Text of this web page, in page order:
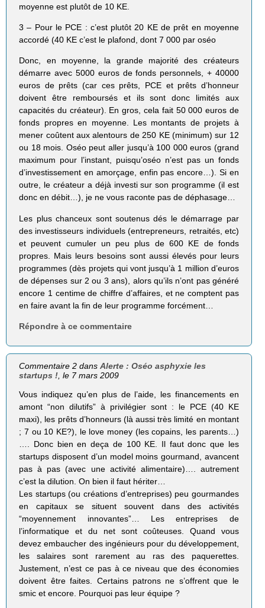
moyenne est plutôt de 10 KE.
3 – Pour le PCE : c’est plutôt 20 KE de prêt en moyenne
accordé (40 KE c’est le plafond, dont 7 000 par oséo
Donc, en moyenne, la grande majorité des créateurs
démarre avec 5000 euros de fonds personnels, + 40000
euros de prêts (car ces prêts, PCE et prêts d’honneur
doivent être remboursés et ils sont donc limités aux
capacités du créateur). En gros, cela fait 50 000 euros de
fonds propres en moyenne. Les montants de projets à
mener coûtent aux alentours de 250 KE (minimum) sur 12
ou 18 mois. Oséo peut aller jusqu’à 100 000 euros (grand
maximum pour l’instant, puisqu’oséo n’est pas un fonds
d’investissement en amorçage, enfin pas encore…). Si en
outre, le créateur a déjà investi sur son programme (il est
donc en débit…), je ne vous raconte pas de déphasage…
Les plus chanceux sont soutenus dés le démarrage par
des investisseurs individuels (entrepreneurs, retraités, etc)
et peuvent cumuler un peu plus de 600 KE de fonds
propres. Mais leurs besoins sont aussi élevés pour leurs
programmes (dès projets qui vont jusqu’à 1 million d’euros
de dépenses sur 2 ou 3 ans), alors qu’ils n’ont pas généré
encore 1 centime de chiffre d’affaires, et ne comptent pas
en faire avant la fin de leur programme forcément…
Répondre à ce commentaire
Commentaire 2 dansAlerte : Oséo asphyxie les
startups ! , le 7 mars 2009
Vous indiquez qu’en plus de l’aide, les financements en
amont “non dilutifs” à privilégier sont : le PCE (40 KE
maxi), les prêts d’honneurs (là aussi très limité en montant
; 7 ou 10 KE?), le love money (les copains, les parents…)
…. Donc bien en deça de 100 KE. Il faut donc que les
startups disposent d’un model moins gourmand, avancent
pas à pas (avec une activité alimentaire)…. autrement
c’est la dilution. On bien il faut hériter…
Les startups (ou créations d’entreprises) peu gourmandes
en capitaux se situent souvent dans des activités
“moyennement innovantes”… Les entreprises de
l’informatique et du net sont coûteuses. Quand vous
devez embaucher des ingénieurs pour du développement,
les salaires sont rarement au ras des paquerettes.
Justement, n’est ce pas à ce niveau que des économies
doivent être faites. Certains patrons ne s’offrent que le
smic et encore. Pourquoi pas leur équipe ?